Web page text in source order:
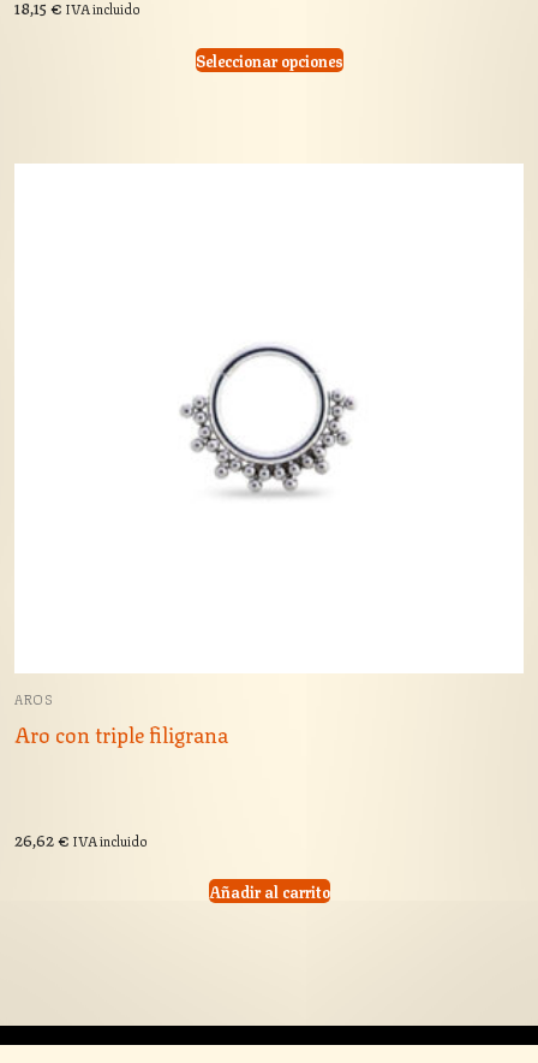
18,15€ IVA incluido
Seleccionar opciones
AROS
Aro con triple filigrana
26,62€ IVA incluido
Añadir al carrito